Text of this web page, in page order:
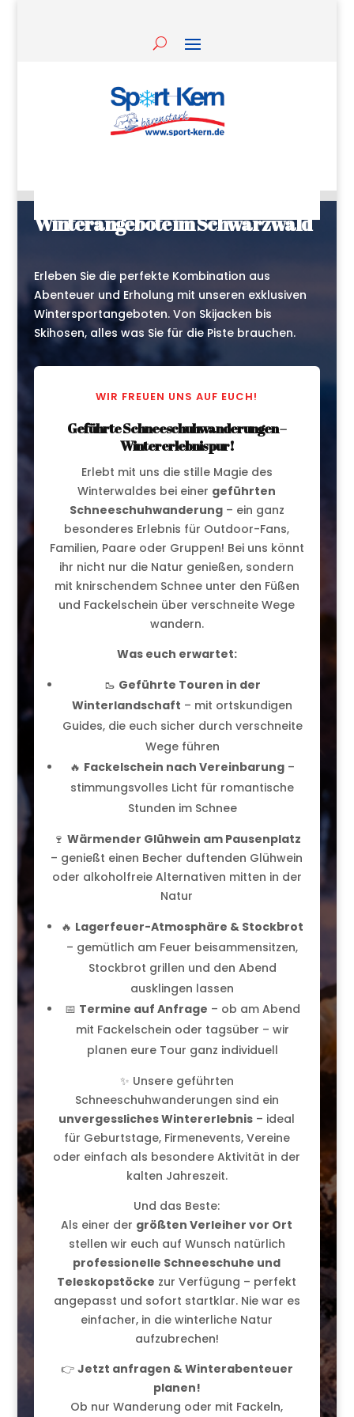
Entdecken Sie die besten
Winterangebote im Schwarzwald
Erleben Sie die perfekte Kombination aus
Abenteuer und Erholung mit unseren exklusiven
Wintersportangeboten. Von Skijacken bis
Skihosen, alles was Sie für die Piste brauchen.
WIR FREUEN UNS AUF EUCH!
Geführte Schneeschuhwanderungen –
Wintererlebnis pur!
Erlebt mit uns die stille Magie des
Winterwaldes bei einer geführten
Schneeschuhwanderung– ein ganz
besonderes Erlebnis für Outdoor-Fans,
Familien, Paare oder Gruppen! Bei uns könnt
ihr nicht nur die Natur genießen, sondern
mit knirschendem Schnee unter den Füßen
und Fackelschein über verschneite Wege
wandern.
Was euch erwartet:
🥾 Geführte Touren in der
Winterlandschaft – mit ortskundigen
Guides, die euch sicher durch verschneite
Wege führen
🔥 Fackelschein nach Vereinbarung –
stimmungsvolles Licht für romantische
Stunden im Schnee
🍷 Wärmender Glühwein am Pausenplatz
– genießt einen Becher duftenden Glühwein
oder alkoholfreie Alternativen mitten in der
Natur
🔥 Lagerfeuer-Atmosphäre & Stockbrot
– gemütlich am Feuer beisammensitzen,
Stockbrot grillen und den Abend
ausklingen lassen
📅 Termine auf Anfrage – ob am Abend
mit Fackelschein oder tagsüber – wir
planen eure Tour ganz individuell
✨ Unsere geführten
Schneeschuhwanderungen sind ein
unvergessliches Wintererlebnis – ideal
für Geburtstage, Firmenevents, Vereine
oder einfach als besondere Aktivität in der
kalten Jahreszeit.
Und das Beste:
Als einer der größten Verleiher vor Ort
stellen wir euch auf Wunsch natürlich
professionelle Schneeschuhe und
Teleskopstöcke zur Verfügung – perfekt
angepasst und sofort startklar. Nie war es
einfacher, in die winterliche Natur
aufzubrechen!
👉 Jetzt anfragen & Winterabenteuer
planen!
Ob nur Wanderung oder mit Fackeln,